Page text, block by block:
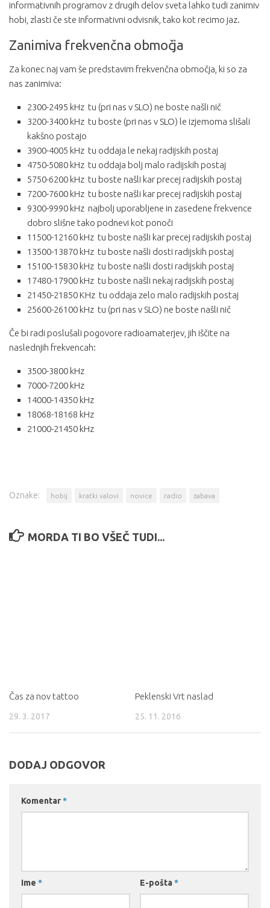
informativnih programov z drugih delov sveta lahko tudi zanimiv
hobi, zlasti če ste informativni odvisnik, tako kot recimo jaz.
Zanimiva frekvenčna območja
Za konec naj vam še predstavim frekvenčna območja, ki so za
nas zanimiva:
2300-2495 kHz tu (pri nas v SLO) ne boste našli nič
3200-3400 kHz tu boste (pri nas v SLO) le izjemoma slišali
kakšno postajo
3900-4005 kHz tu oddaja le nekaj radijskih postaj
4750-5080 kHz tu oddaja bolj malo radijskih postaj
5750-6200 kHz tu boste našli kar precej radijskih postaj
7200-7600 kHz tu boste našli kar precej radijskih postaj
9300-9990 kHz najbolj uporabljene in zasedene frekvence
dobro slišne tako podnevi kot ponoči
11500-12160 kHz tu boste našli kar precej radijskih postaj
13500-13870 kHz tu boste našli dosti radijskih postaj
15100-15830 kHz tu boste našli dosti radijskih postaj
17480-17900 kHz tu boste našli nekaj radijskih postaj
21450-21850 KHz tu oddaja zelo malo radijskih postaj
25600-26100 kHz tu (pri nas v SLO) ne boste našli nič
Če bi radi poslušali pogovore radioamaterjev, jih iščite na
naslednjih frekvencah:
3500-3800 kHz
7000-7200 kHz
14000-14350 kHz
18068-18168 kHz
21000-21450 kHz
Oznake: hobij kratki valovi novice radio zabava
MORDA TI BO VŠEČ TUDI...
Čas za nov tattoo
29. 3. 2017
Peklenski Vrt naslad
25. 11. 2016
DODAJ ODGOVOR
Komentar*
Ime * E-pošta *